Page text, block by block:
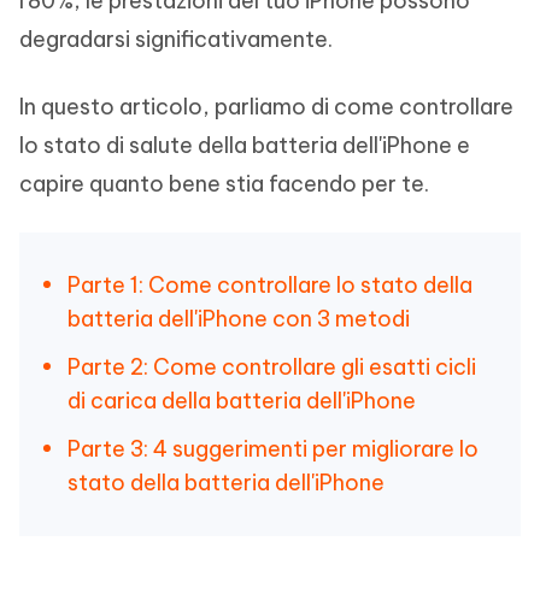
degradarsi significativamente.
In questo articolo, parliamo di come controllare
lo stato di salute della batteria dell'iPhone e
capire quanto bene stia facendo per te.
Parte 1: Come controllare lo stato della
batteria dell'iPhone con 3 metodi
Parte 2: Come controllare gli esatti cicli
di carica della batteria dell'iPhone
Parte 3: 4 suggerimenti per migliorare lo
stato della batteria dell'iPhone